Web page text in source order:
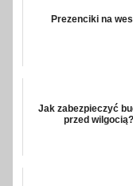
Prezenciki na
Jak zabezpieczyć
przed wilgocią?